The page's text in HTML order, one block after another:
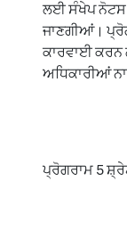
ਲਈ ਸੰਖੇਪ ਨੋਟਸ
ਜਾਣਗੀਆਂ।
ਕਾਰਵਾਈ ਕਰਨ
ਅਧਿਕਾਰੀਆਂ
ਪ੍ਰੋਗਰਾਮ 5